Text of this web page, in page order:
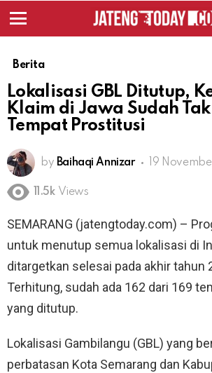
Berita
Lokalisasi GBL Ditutup,
Klaim di Jawa Sudah
Tempat Prostitusi
by Baihaqi Annizar 19
11.5k Views
SEMARANG (jatengtoday.com) –
untuk menutup semua lokalisasi di
ditargetkan selesai pada akhir tahun
Terhitung, sudah ada 162 dari 169
yang ditutup.
Lokalisasi Gambilangu (GBL) yang
perbatasan Kota Semarang dan